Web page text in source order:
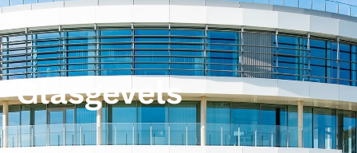
Glasgevels